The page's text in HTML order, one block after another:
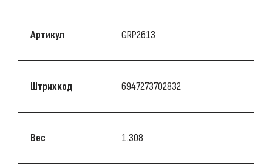
Артикул GRP2613
Штрихкод 6947273702832
Вес 1.308